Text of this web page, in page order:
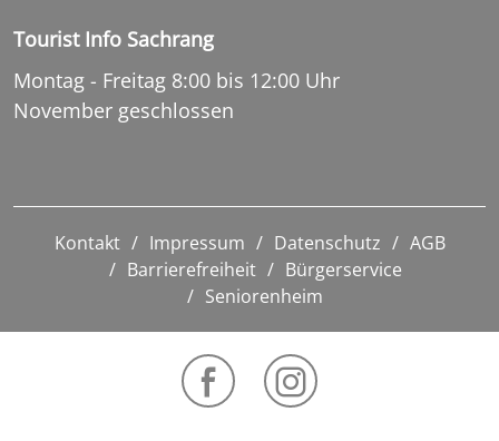
Tourist Info Sachrang
Montag - Freitag 8:00 bis 12:00 Uhr
November geschlossen
Kontakt Impressum Datenschutz
AGB
Barrierefreiheit
Bürgerservice
Seniorenheim